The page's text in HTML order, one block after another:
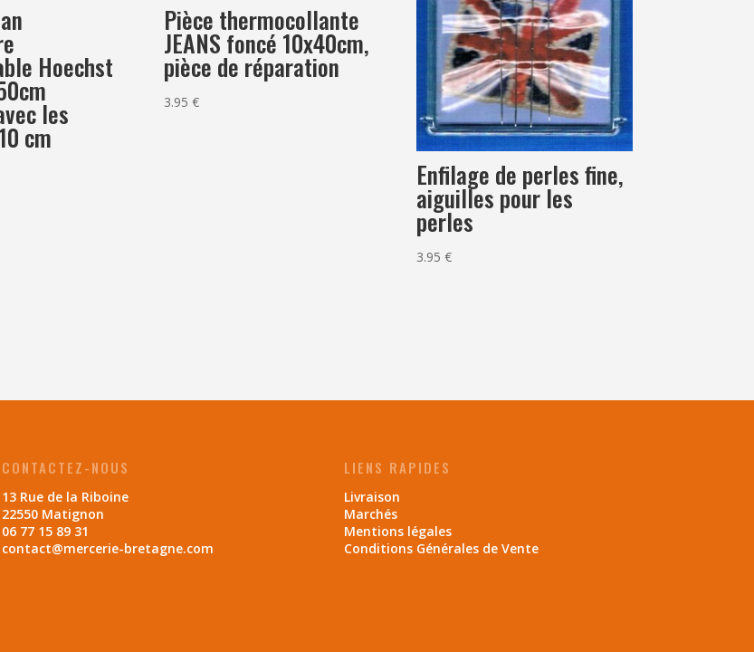
Hoechst
les
cm
Pièce thermocollante
JEANS foncé 10x40cm,
pièce de réparation
3.95€
Enfilage de perles fine,
aiguilles pour les
perles
3.95€
CONTACTEZ-NOUS
13 Rue de la Riboine
22550 Matignon
06 77 15 89 31
contact@mercerie-bretagne.com
LIENS RAPIDES
Livraison
Marchés
Mentions légales
Conditions Générales de Vente